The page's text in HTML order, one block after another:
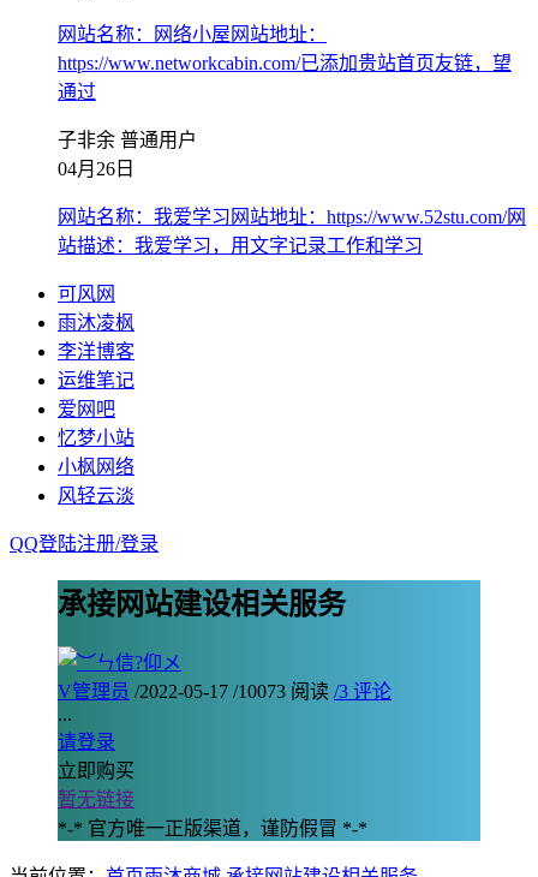
网站名称：网络小屋网站地址：
https://www.networkcabin.com/已添加贵站首页友链，望
通过
子非余 普通用户
04月26日
网站名称：我爱学习网站地址：https://www.52stu.com/网
站描述：我爱学习，用文字记录工作和学习
可风网
雨沐凌枫
李洋博客
运维笔记
爱网吧
忆梦小站
小枫网络
风轻云淡
QQ登陆注册/登录
承接网站建设相关服务
V管理员 /2022-05-17 /10073 阅读 /3 评论
...
请登录
立即购买
暂无链接
*-* 官方唯一正版渠道，谨防假冒 *-*